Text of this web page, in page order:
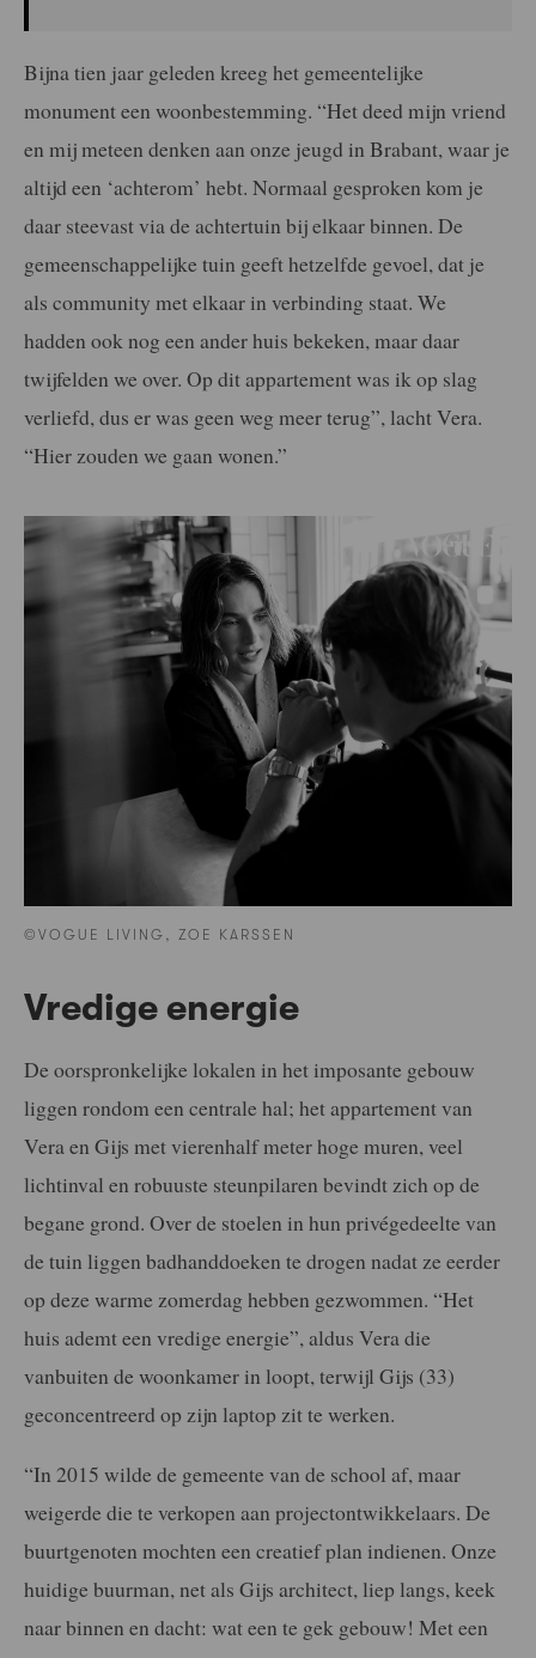
Bijna tien jaar geleden kreeg het gemeentelijke
monument een woonbestemming. “Het deed mijn vriend
en mij meteen denken aan onze jeugd in Brabant, waar je
altijd een ‘achterom’ hebt. Normaal gesproken kom je
daar steevast via de achtertuin bij elkaar binnen. De
gemeenschappelijke tuin geeft hetzelfde gevoel, dat je
als community met elkaar in verbinding staat. We
hadden ook nog een ander huis bekeken, maar daar
twijfelden we over. Op dit appartement was ik op slag
verliefd, dus er was geen weg meer terug”, lacht Vera.
“Hier zouden we gaan wonen.”
©VOGUE LIVING, ZOE KARSSEN
Vredige energie
De oorspronkelijke lokalen in het imposante gebouw
liggen rondom een centrale hal; het appartement van
Vera en Gijs met vierenhalf meter hoge muren, veel
lichtinval en robuuste steunpilaren bevindt zich op de
begane grond. Over de stoelen in hun privégedeelte van
de tuin liggen badhanddoeken te drogen nadat ze eerder
op deze warme zomerdag hebben gezwommen. “Het
huis ademt een vredige energie”, aldus Vera die
vanbuiten de woonkamer in loopt, terwijl Gijs (33)
geconcentreerd op zijn laptop zit te werken.
“In 2015 wilde de gemeente van de school af, maar
weigerde die te verkopen aan projectontwikkelaars. De
buurtgenoten mochten een creatief plan indienen. Onze
huidige buurman, net als Gijs architect, liep langs, keek
naar binnen en dacht: wat een te gek gebouw! Met een